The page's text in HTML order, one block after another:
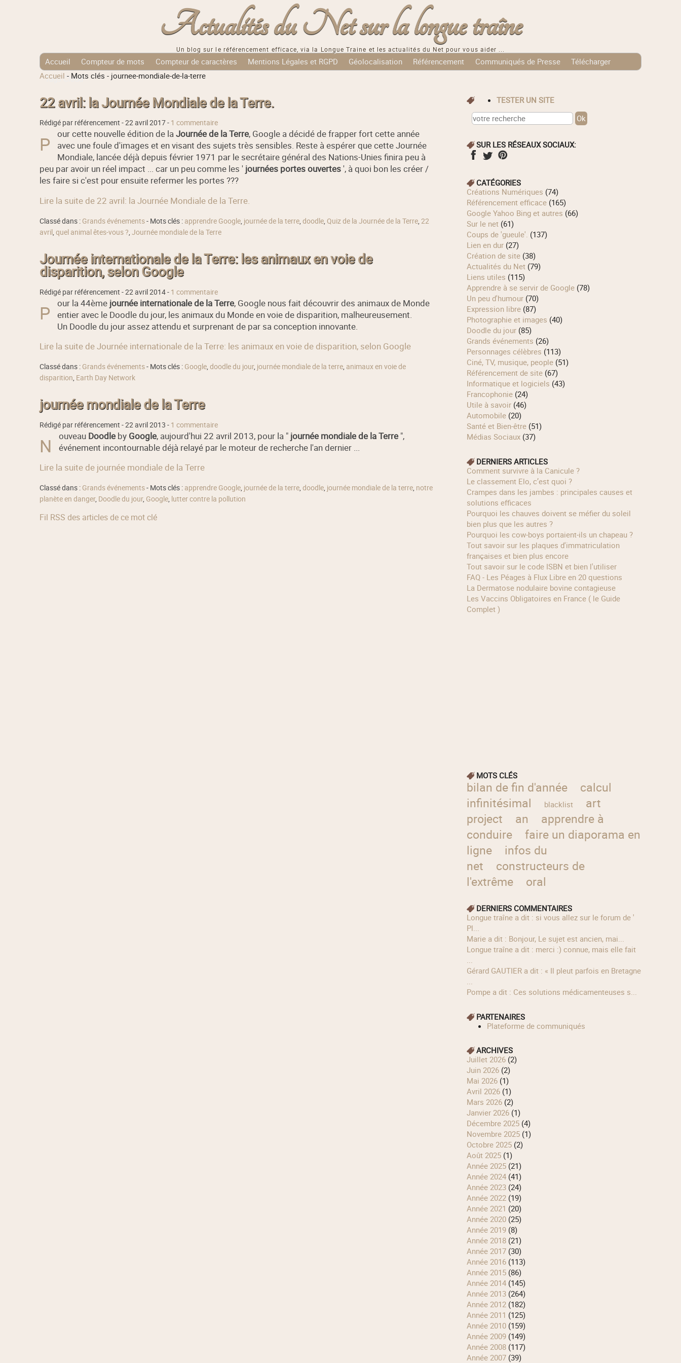
Actualités du Net sur la longue traîne
Un blog sur le référencement efficace, via la Longue Traine et les actualités du Net pour vous aider ...
Accueil Compteur de mots Compteur de caractères Mentions Légales et RGPD Géolocalisation Référencement Communiqués de Presse
Télécharger
Tags Cloud
Accueil - Mots clés - journee-mondiale-de-la-terre
22 avril: la Journée Mondiale de la Terre.
Rédigé par référencement -22 avril 2017- 1 commentaire
P our cette nouvelle édition de laJournée de la Terre, Google a décidé de frapper fort cette année
avec une foule d'images et en visant des sujets très sensibles. Reste à espérer que cette Journée
Mondiale, lancée déjà depuis février 1971 par le secrétaire général des Nations-Unies finira peu à
peu par avoir un réel impact ... car un peu comme les ' journées portes ouvertes', à quoi bon les créer /
les faire si c'est pour ensuite refermer les portes ???
Lire la suite de 22 avril: la Journée Mondiale de la Terre.
Classé dans : Grands événements- Mots clés : apprendre Google, journée de la terre, doodle, Quiz de la Journée de la Terre, 22
avril, quel animal êtes-vous ?, Journée mondiale de la Terre
Journée internationale de la Terre: les animaux en voie de
disparition, selon Google
Rédigé par référencement -22 avril 2014- 1 commentaire
P our la 44ème journée internationale de la Terre, Google nous fait découvrir des animaux de Monde
entier avec le Doodle du jour, les animaux du Monde en voie de disparition, malheureusement.
Un Doodle du jour assez attendu et surprenant de par sa conception innovante.
Lire la suite de Journée internationale de la Terre: les animaux en voie de disparition, selon Google
Classé dans : Grands événements- Mots clés : Google, doodle du jour, journée mondiale de la terre, animaux en voie de
disparition, Earth Day Network
journée mondiale de la Terre
Rédigé par référencement -22 avril 2013 - 1 commentaire
N ouveau Doodleby Google, aujourd'hui 22 avril 2013, pour la " journée mondiale de la Terre",
événement incontournable déjà relayé par le moteur de recherche l'an dernier ...
Lire la suite de journée mondiale de la Terre
Classé dans : Grands événements- Mots clés : apprendre Google, journée de la terre, doodle, journée mondiale de la terre, notre
planète en danger, Doodle du jour, Google, lutter contre la pollution
Fil RSS des articles de ce mot clé
TESTER UN SITE
SUR LES RÉSEAUX SOCIAUX:
CATÉGORIES
Créations Numériques (74)
Référencement efficace(165)
Google Yahoo Bing et autres (66)
Sur le net(61)
Coups de 'gueule'. (137)
Lien en dur(27)
Création de site(38)
Actualités du Net(79)
Liens utiles (115)
Apprendre à se servir de Google(78)
Un peu d'humour(70)
Expression libre(87)
Photographie et images (40)
Doodle du jour(85)
Grands événements (26)
Personnages célèbres (113)
Ciné, TV, musique, people(51)
Référencement de site(67)
Informatique et logiciels (43)
Francophonie(24)
Utile à savoir(46)
Automobile(20)
Santé et Bien-être(51)
Médias Sociaux(37)
DERNIERS ARTICLES
Comment survivre à la Canicule ?
Le classement Elo, c’est quoi ?
Crampes dans les jambes : principales causes et
solutions efficaces
Pourquoi les chauves doivent se méfier du soleil
bien plus que les autres ?
Pourquoi les cow‑boys portaient‑ils un chapeau ?
Tout savoir sur les plaques d'immatriculation
françaises et bien plus encore
Tout savoir sur le code ISBN et bien l'utiliser
FAQ - Les Péages à Flux Libre en 20 questions
La Dermatose nodulaire bovine contagieuse
Les Vaccins Obligatoires en France ( le Guide
Complet )
MOTS CLÉS
bilan de fin d'année
calcul
infinitésimal
blacklist
art
project
an
apprendre à
conduire
faire un diaporama en
ligne
infos du
net
constructeurs de
l'extrême
oral
DERNIERS COMMENTAIRES
longue traîne a dit : si vous allez sur le forum de '
Pl...
Marie a dit : Bonjour, Le sujet est ancien, mai...
longue traîne a dit : merci :) connue, mais elle fait
...
Gérard GAUTIER a dit : « Il pleut parfois en Bretagne
...
Pompe a dit : Ces solutions médicamenteuses s...
PARTENAIRES
Plateforme de communiqués
ARCHIVES
juillet 2026(2)
juin 2026(2)
mai 2026(1)
avril 2026(1)
mars 2026(2)
janvier 2026(1)
décembre 2025(4)
novembre 2025(1)
octobre 2025(2)
août 2025(1)
année 2025(21)
année 2024(41)
année 2023(24)
année 2022(19)
année 2021 (20)
année 2020(25)
année 2019(8)
année 2018(21)
année 2017(30)
année 2016(113)
année 2015(86)
année 2014(145)
année 2013(264)
année 2012(182)
année 2011 (125)
année 2010(159)
année 2009(149)
année 2008(117)
année 2007(39)